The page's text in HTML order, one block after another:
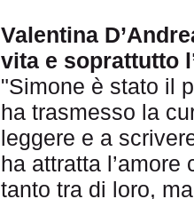
Valentina
vita e soprattutto
"Simone è stato il
ha trasmesso la
leggere e a
ha attratta
tanto tra di loro,